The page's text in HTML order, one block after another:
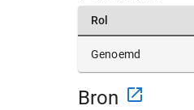
Rol
Genoemd
Bron